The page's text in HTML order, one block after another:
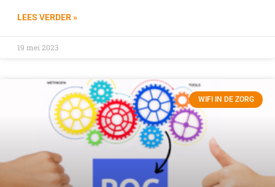
LEES VERDER »
19 mei 2023
WIFI IN DE ZORG